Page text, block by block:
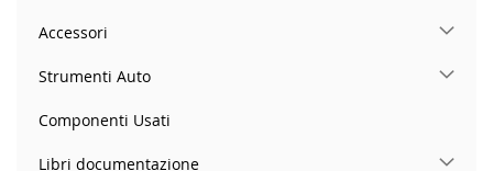
Accessori
Strumenti Auto
Componenti Usati
Libri documentazione